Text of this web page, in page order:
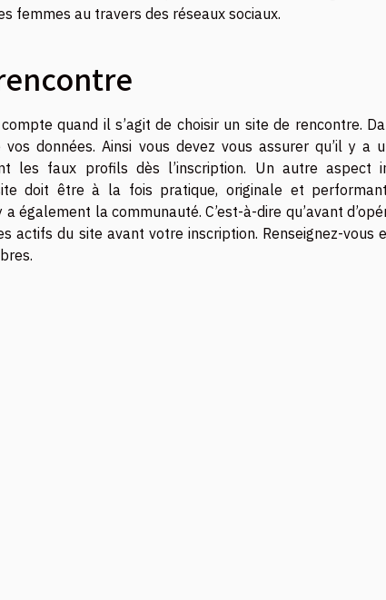
femmes au travers des réseaux sociaux.
quand il s’agit de choisir un site de rencontre.
données. Ainsi vous devez vous assurer qu’il y a
les faux profils dès l’inscription. Un autre aspect
doit être à la fois pratique, originale et
également la communauté. C’est-à-dire qu’avant
actifs du site avant votre inscription. Renseignez-vous